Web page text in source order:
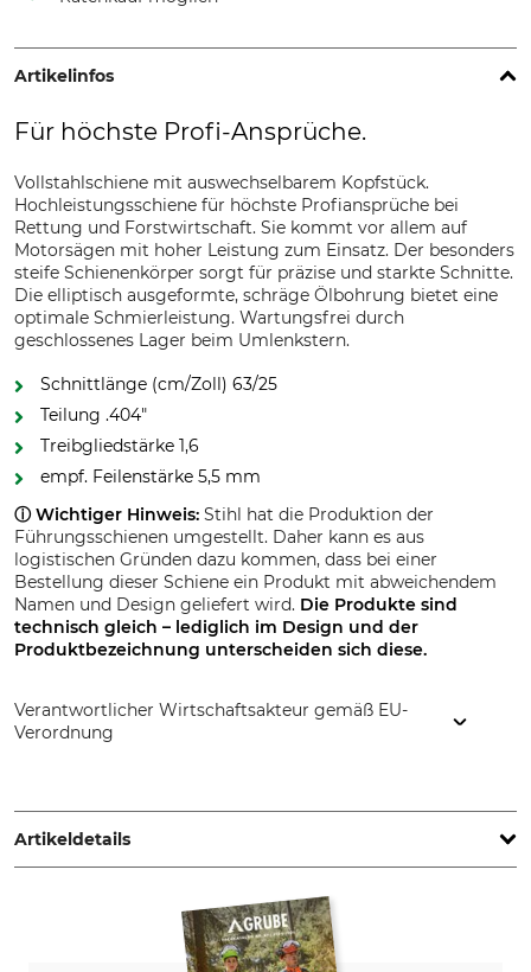
Artikelinfos
Für höchste Profi-Ansprüche.
Vollstahlschiene mit auswechselbarem Kopfstück.
Hochleistungsschiene für höchste Profiansprüche bei
Rettung und Forstwirtschaft. Sie kommt vor allem auf
Motorsägen mit hoher Leistung zum Einsatz. Der besonders
steife Schienenkörper sorgt für präzise und starkte Schnitte.
Die elliptisch ausgeformte, schräge Ölbohrung bietet eine
optimale Schmierleistung. Wartungsfrei durch
geschlossenes Lager beim Umlenkstern.
Schnittlänge (cm/Zoll) 63/25
Teilung .404"
Treibgliedstärke 1,6
empf. Feilenstärke 5,5 mm
ⓘ Wichtiger Hinweis: Stihl hat die Produktion der
Führungsschienen umgestellt. Daher kann es aus
logistischen Gründen dazu kommen, dass bei einer
Bestellung dieser Schiene ein Produkt mit abweichendem
Namen und Design geliefert wird. Die Produkte sind
technisch gleich – lediglich im Design und der
Produktbezeichnung unterscheiden sich diese.
Verantwortlicher Wirtschaftsakteur gemäß EU-
Verordnung
64807 Dieburg, Germany, www.stihl.de
Artikeldetails
Schnittlänge
63 cm